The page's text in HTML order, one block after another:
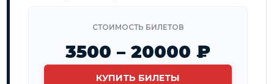
СТОИМОСТЬ БИЛЕТОВ
3500 – 20000 ₽
КУПИТЬ БИЛЕТЫ